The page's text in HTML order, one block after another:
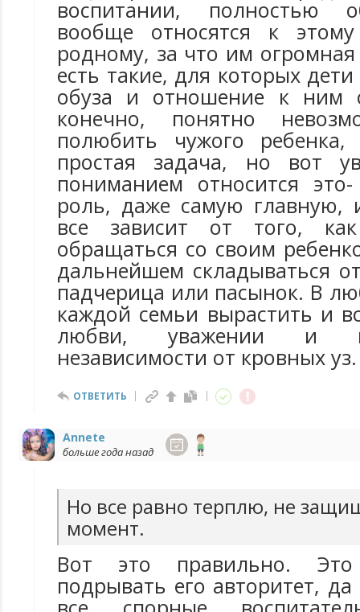
воспитании, полностью
вообще относятся к
родному, за что им
есть такие, для которых
обуза и отношение к ним
конечно, понятно
полюбить чужого
простая задача, но вот
пониманием относится
роль, даже самую главную,
все зависит от того,
обращаться со своим
дальнейшем складываться
падчерица или пасынок. В
каждой семьи вырастить и
любви, уважении и
независимости от кровных уз.
ОТВЕТИТЬ
Annete
больше года назад
Но все равно терплю, не
момент.
Вот это правильно.
подрывать его авторитет,